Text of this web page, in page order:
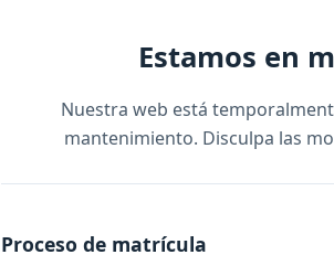
Estamos en
Nuestra web está
mantenimiento. Disculpa las
Proceso de matrícula